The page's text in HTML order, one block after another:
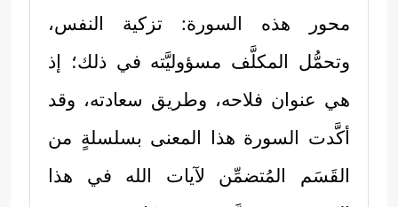
محور هذه السورة: تزكية النفس،
وتحمُّل المكلَّف مسؤوليَّته في ذلك؛ إذ
هي عنوان فلاحه، وطريق سعادته، وقد
أكَّدت السورة هذا المعنى بسلسلةٍ من
القَسَم المُتضمِّن لآيات الله في هذا